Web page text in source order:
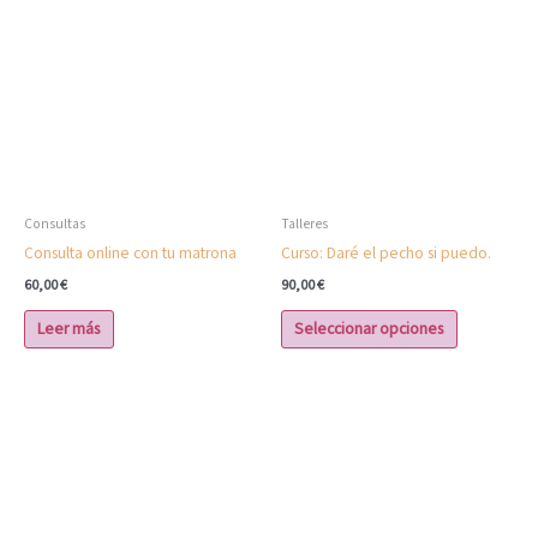
Consultas
Consulta online con tu matrona
60,00€
Leer más
Talleres
Curso: Daré el pecho si puedo.
90,00€
Seleccionar opciones
en
producto